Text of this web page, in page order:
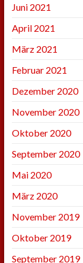
Juni 2021
April 2021
März 2021
Februar 2021
Dezember 2020
November 2020
Oktober 2020
September 2020
Mai 2020
März 2020
November 2019
Oktober 2019
September 2019